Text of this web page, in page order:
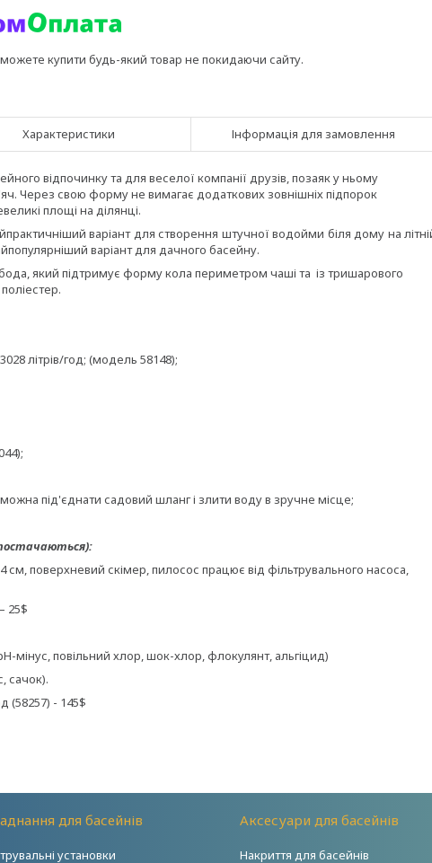
купити будь-який товар не покидаючи сайту.
Характеристики Інформація для замовлення
відпочинку та для веселої компанії друзів, позаяк у ньому
Через свою форму не вимагає додаткових зовнішніх підпорок
площі на ділянці.
варіант для створення штучної водойми біля дому на
варіант для дачного басейну.
який підтримує форму кола периметром чаші та із тришарового
літрів/год; (модель 58148);
під'єднати садовий шланг і злити воду в зручне місце;
сервісу;
поверхневий скімер, пилосос працює від фільтрувального насоса,
25$
мінус, повільний хлор, шок-хлор, флокулянт, альгіцид)
сачок).
(58257) - 145$
для басейнів
установки
Аксесуари для басейнів
Накриття для басейнів